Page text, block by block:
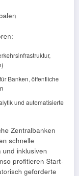
Banken, öffentliche
und automatisierte
Zentralbanken
schnelle
und inklusiven
profitieren Start-
geforderte